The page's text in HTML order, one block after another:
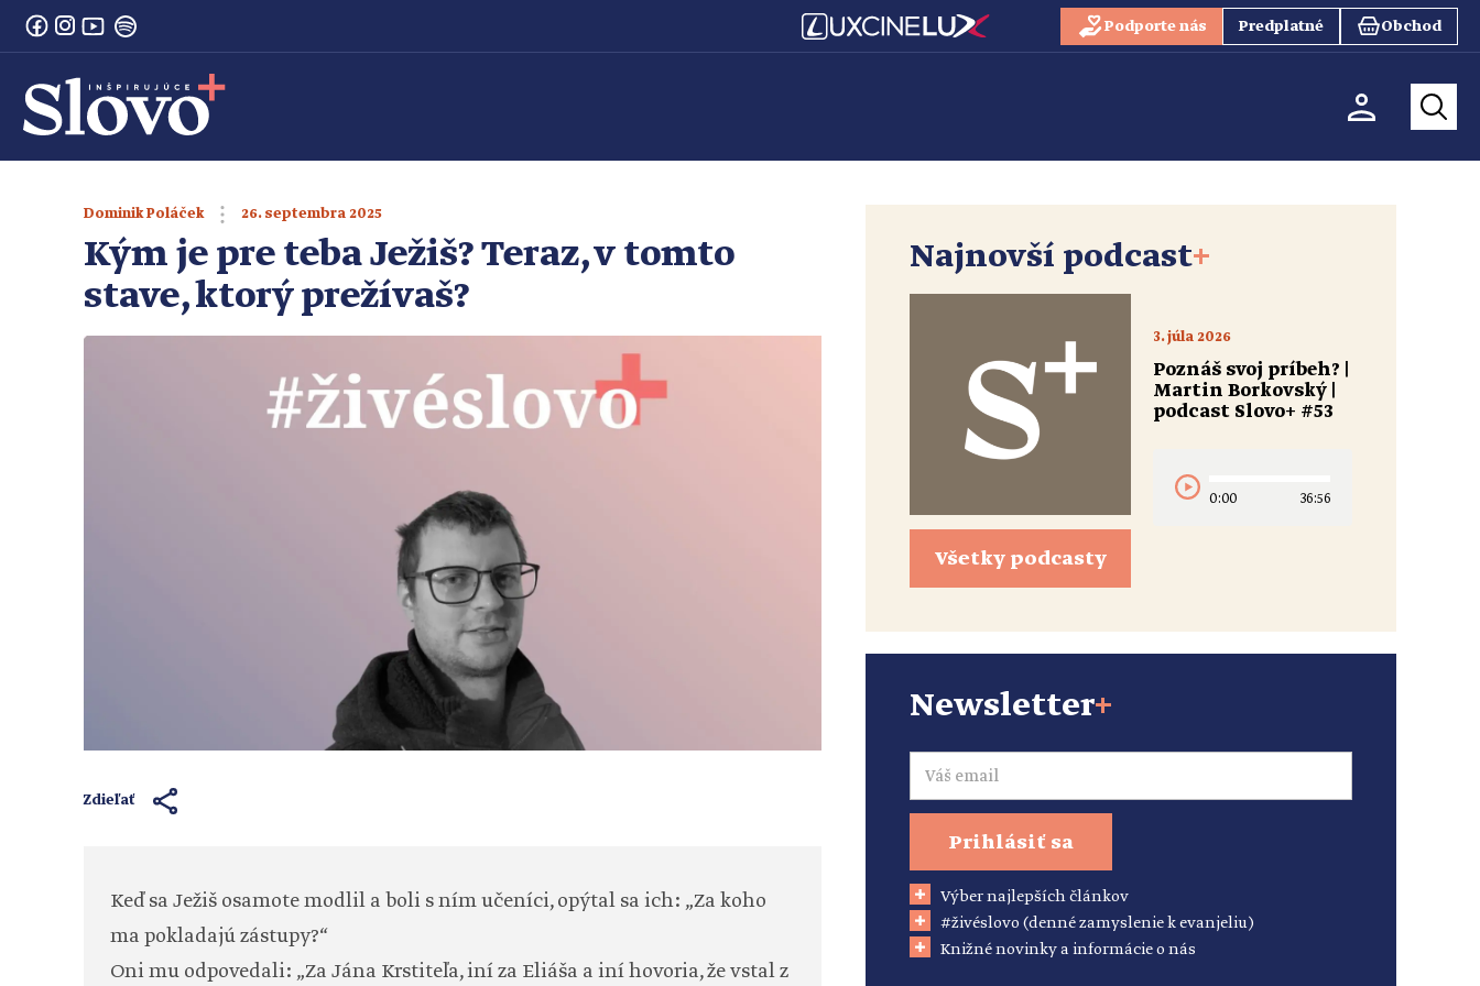
Podporte nás Predplatné Obchod
Dominik Poláček 26. septembra 2025
Kým je pre teba Ježiš? Teraz, v tomto
stave, ktorý prežívaš?
Zdieľať
Keď sa Ježiš osamote modlil a boli s ním učeníci, opýtal sa ich: „Za koho
ma pokladajú zástupy?“
Oni mu odpovedali: „Za Jána Krstiteľa, iní za Eliáša a iní hovoria, že vstal z
Najnovší podcast+
Všetky podcasty
3. júla 2026
Poznáš svoj príbeh? |
Martin Borkovský |
podcast Slovo+ #53
0:00 36:56
Newsletter+
Email
Prihlásiť sa
Výber najlepších článkov
#živéslovo (denné zamyslenie k evanjeliu)
Knižné novinky a informácie o nás